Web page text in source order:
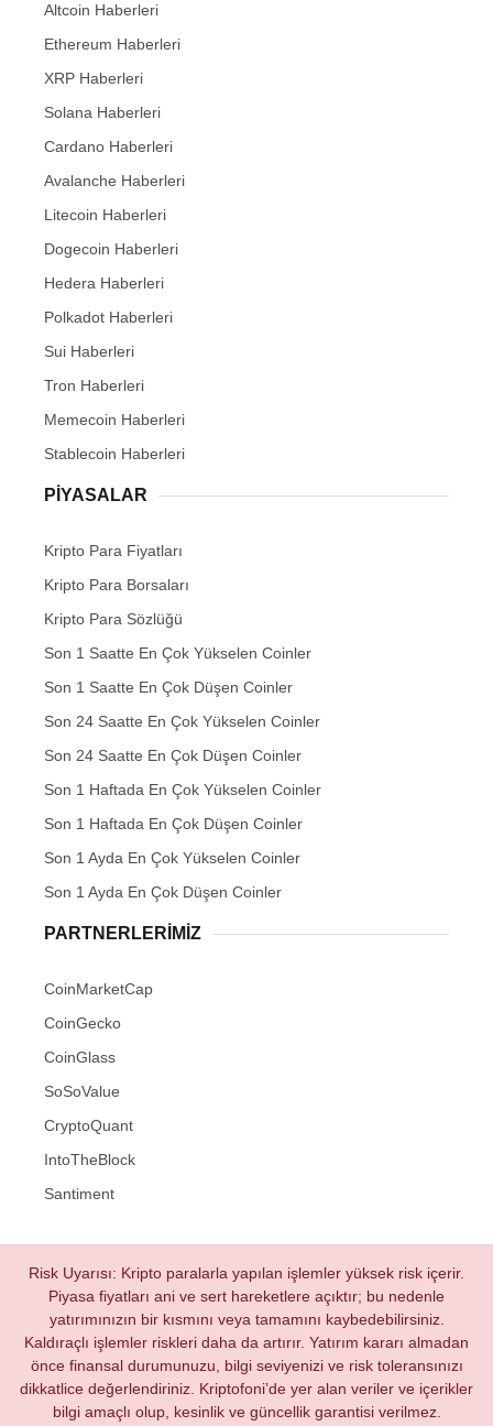
Altcoin Haberleri
Ethereum Haberleri
XRP Haberleri
Solana Haberleri
Cardano Haberleri
Avalanche Haberleri
Litecoin Haberleri
Dogecoin Haberleri
Hedera Haberleri
Polkadot Haberleri
Sui Haberleri
Tron Haberleri
Memecoin Haberleri
Stablecoin Haberleri
PIYASALAR
Kripto Para Fiyatları
Kripto Para Borsaları
Kripto Para Sözlüğü
Son 1 Saatte En Çok Yükselen Coinler
Son 1 Saatte En Çok Düşen Coinler
Son 24 Saatte En Çok Yükselen Coinler
Son 24 Saatte En Çok Düşen Coinler
Son 1 Haftada En Çok Yükselen Coinler
Son 1 Haftada En Çok Düşen Coinler
Son 1 Ayda En Çok Yükselen Coinler
Son 1 Ayda En Çok Düşen Coinler
PARTNERLERIMIZ
CoinMarketCap
CoinGecko
CoinGlass
SoSoValue
CryptoQuant
IntoTheBlock
Santiment
Risk Uyarısı: Kripto paralarla yapılan işlemler yüksek risk içerir.
Piyasa fiyatları ani ve sert hareketlere açıktır; bu nedenle
yatırımınızın bir kısmını veya tamamını kaybedebilirsiniz.
Kaldıraçlı işlemler riskleri daha da artırır. Yatırım kararı almadan
önce finansal durumunuzu, bilgi seviyenizi ve risk toleransınızı
dikkatlice değerlendiriniz. Kriptofoni’de yer alan veriler ve içerikler
bilgi amaçlı olup, kesinlik ve güncellik garantisi verilmez.